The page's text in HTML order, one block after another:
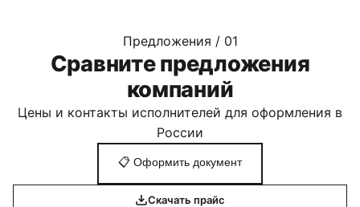
Предложения / 01
Сравните предложения
компаний
Цены и контакты исполнителей для оформления в
России
📋 Оформить документ
Скачать прайс